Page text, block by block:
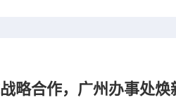
略合作，广州办事处焕